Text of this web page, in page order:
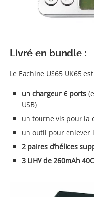
Livré en bundle :
Le Eachine US65 UK65
un chargeur 6 ports
USB)
un tourne vis pour la
un outil pour enlever
2 paires d’hélices
3 LiHV de 260mAh